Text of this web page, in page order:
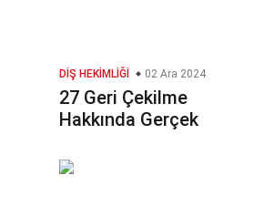
DIŞ HEKIMLIĞI 02 Ara 2024
27 Geri Çekilme
Hakkında Gerçek